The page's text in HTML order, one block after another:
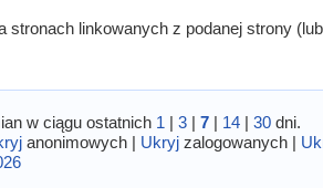
stronach linkowanych z podanej strony
w ciągu ostatnich 1 |3 |7 | 14 |30 dni.
anonimowych | Ukryj zalogowanych |